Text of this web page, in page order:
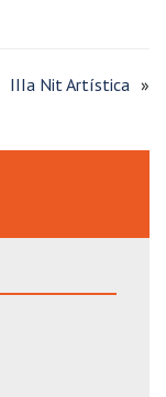
IIIa Nit Artística »